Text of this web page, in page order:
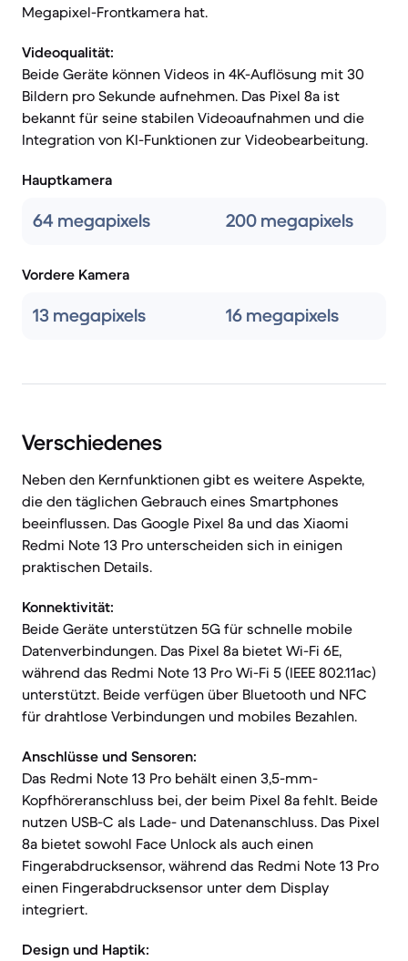
Megapixel-Frontkamera hat.
Videoqualität:
Beide Geräte können Videos in 4K-Auflösung mit 30
Bildern pro Sekunde aufnehmen. Das Pixel 8a ist
bekannt für seine stabilen Videoaufnahmen und die
Integration von KI-Funktionen zur Videobearbeitung.
Hauptkamera
64 megapixels 200 megapixels
Vordere Kamera
13 megapixels 16 megapixels
Verschiedenes
Neben den Kernfunktionen gibt es weitere Aspekte,
die den täglichen Gebrauch eines Smartphones
beeinflussen. Das Google Pixel 8a und das Xiaomi
Redmi Note 13 Pro unterscheiden sich in einigen
praktischen Details.
Konnektivität:
Beide Geräte unterstützen 5G für schnelle mobile
Datenverbindungen. Das Pixel 8a bietet Wi-Fi 6E,
während das Redmi Note 13 Pro Wi-Fi 5 (IEEE 802.11ac)
unterstützt. Beide verfügen über Bluetooth und NFC
für drahtlose Verbindungen und mobiles Bezahlen.
Anschlüsse und Sensoren:
Das Redmi Note 13 Pro behält einen 3,5-mm-
Kopfhöreranschluss bei, der beim Pixel 8a fehlt. Beide
nutzen USB-C als Lade- und Datenanschluss. Das Pixel
8a bietet sowohl Face Unlock als auch einen
Fingerabdrucksensor, während das Redmi Note 13 Pro
einen Fingerabdrucksensor unter dem Display
integriert.
Design und Haptik: